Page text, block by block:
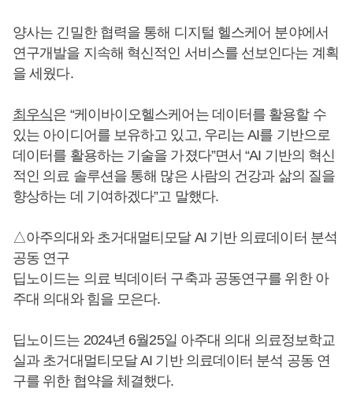
양사는 긴밀한 협력을 통해 디지털 헬스케어 분야에서
연구개발을 지속해 혁신적인 서비스를 선보인다는 계획
을 세웠다.
최우식은 “케이바이오헬스케어는 데이터를 활용할 수
있는 아이디어를 보유하고 있고, 우리는 AI를 기반으로
데이터를 활용하는 기술을 가졌다”면서 “AI 기반의 혁신
적인 의료 솔루션을 통해 많은 사람의 건강과 삶의 질을
향상하는 데 기여하겠다”고 말했다.
△아주의대와 초거대멀티모달 AI 기반 의료데이터 분석
공동 연구
딥노이드는 의료 빅데이터 구축과 공동연구를 위한 아
주대 의대와 힘을 모은다.
딥노이드는 2024년 6월25일 아주대 의대 의료정보학교
실과 초거대멀티모달 AI 기반 의료데이터 분석 공동 연
구를 위한 협약을 체결했다.